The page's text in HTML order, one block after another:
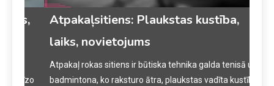
Atpakaļsitiens: Plaukstas kustība,
laiks, novietojums
Atpakaļ rokas sitiens ir būtiska tehnika galda tenisā un
badmintona, ko raksturo ātra, plaukstas vadīta kustība,